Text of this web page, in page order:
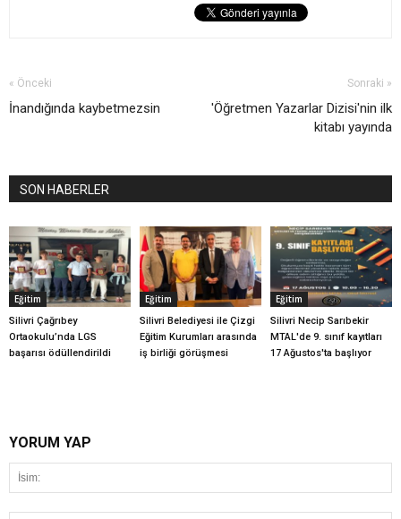
« Önceki
İnandığında kaybetmezsin
Sonraki »
'Öğretmen Yazarlar Dizisi'nin ilk
kitabı yayında
SON HABERLER
Eğitim
Silivri Çağrıbey
Ortaokulu’nda LGS
başarısı ödüllendirildi
Eğitim
Silivri Belediyesi ile Çizgi
Eğitim Kurumları arasında
iş birliği görüşmesi
Eğitim
Silivri Necip Sarıbekir
MTAL'de 9. sınıf kayıtları
17 Ağustos'ta başlıyor
YORUM YAP